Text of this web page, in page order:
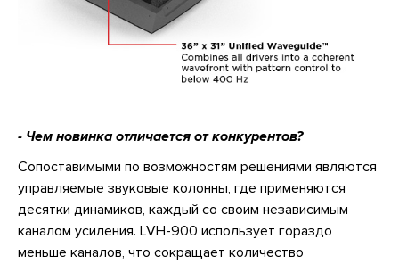
- Чем новинка отличается от конкурентов?
Сопоставимыми по возможностям решениями являются
управляемые звуковые колонны, где применяются
десятки динамиков, каждый со своим независимым
каналом усиления. LVH-900 использует гораздо
меньше каналов, что сокращает количество